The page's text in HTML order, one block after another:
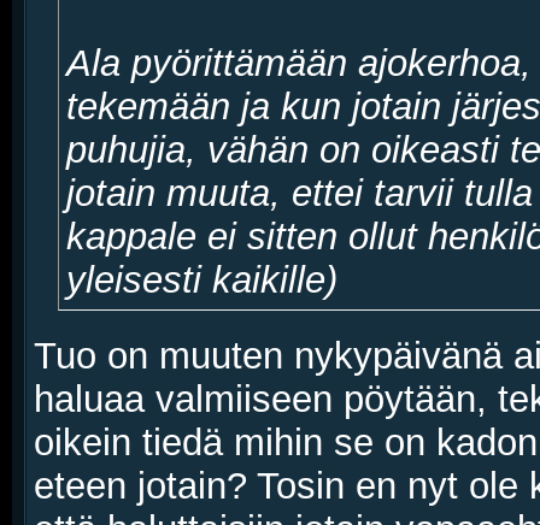
Ala pyörittämään
tekemään ja kun jotain
puhujia, vähän on oikeasti
jotain muuta, ettei tarvii
kappale ei sitten ollut
yleisesti kaikille)
Tuo on muuten nykypäivänä
haluaa valmiiseen pöytään,
oikein tiedä mihin se on
eteen jotain? Tosin en nyt